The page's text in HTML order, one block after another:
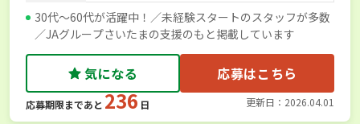
30代～60代が活躍中！／未経験スタートのスタッフが多数
／JAグループさいたまの支援のもと掲載しています
気になる 応募はこちら
応募期限まであと 236 日 更新日：2026.04.01